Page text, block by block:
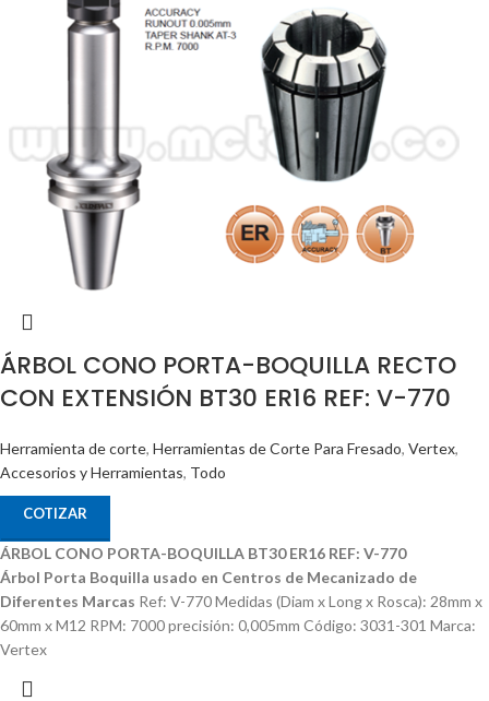
ÁRBOL CONO PORTA-BOQUILLA RECTO
CON EXTENSIÓN BT30 ER16 REF: V-770
Herramienta de corte, Herramientas de Corte Para Fresado, Vertex,
Accesorios y Herramientas, Todo
COTIZAR
ÁRBOL CONO PORTA-BOQUILLA BT30 ER16 REF: V-770
Árbol Porta Boquilla usado en Centros de Mecanizado de
Diferentes Marcas Ref: V-770 Medidas (Diam x Long x Rosca): 28mm x
60mm x M12 RPM: 7000 precisión: 0,005mm Código: 3031-301 Marca:
Vertex